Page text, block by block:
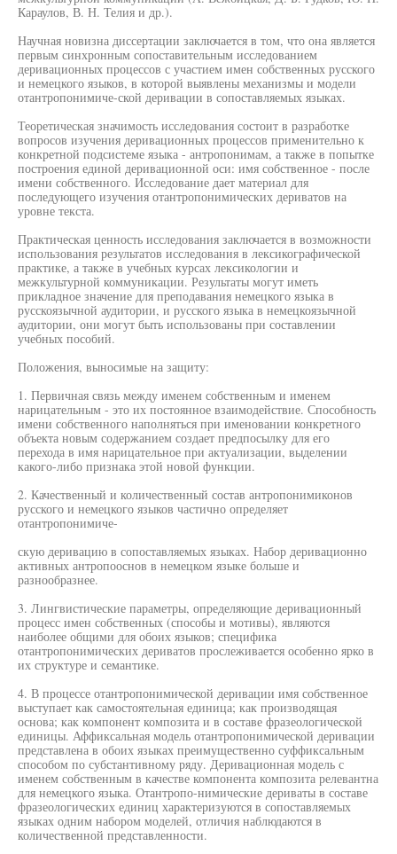
Караулов, В. Н. Телия и др.).
Научная новизна диссертации заключается в том, что она является
первым синхронным сопоставительным исследованием
деривационных процессов с участием имен собственных русского
и немецкого языков, в которой выявлены механизмы и модели
отантропонимиче-ской деривации в сопоставляемых языках.
Теоретическая значимость исследования состоит в разработке
вопросов изучения деривационных процессов применительно к
конкретной подсистеме языка - антропонимам, а также в попытке
построения единой деривационной оси: имя собственное - после
имени собственного. Исследование дает материал для
последующего изучения отантропонимических дериватов на
уровне текста.
Практическая ценность исследования заключается в возможности
использования результатов исследования в лексикографической
практике, а также в учебных курсах лексикологии и
межкультурной коммуникации. Результаты могут иметь
прикладное значение для преподавания немецкого языка в
русскоязычной аудитории, и русского языка в немецкоязычной
аудитории, они могут быть использованы при составлении
учебных пособий.
Положения, выносимые на защиту:
1. Первичная связь между именем собственным и именем
нарицательным - это их постоянное взаимодействие. Способность
имени собственного наполняться при именовании конкретного
объекта новым содержанием создает предпосылку для его
перехода в имя нарицательное при актуализации, выделении
какого-либо признака этой новой функции.
2. Качественный и количественный состав антропонимиконов
русского и немецкого языков частично определяет
отантропонимиче-
скую деривацию в сопоставляемых языках. Набор деривационно
активных антропооснов в немецком языке больше и
разнообразнее.
3. Лингвистические параметры, определяющие деривационный
процесс имен собственных (способы и мотивы), являются
наиболее общими для обоих языков; специфика
отантропонимических дериватов прослеживается особенно ярко в
их структуре и семантике.
4. В процессе отантропонимической деривации имя собственное
выступает как самостоятельная единица; как производящая
основа; как компонент композита и в составе фразеологической
единицы. Аффиксальная модель отантропонимической деривации
представлена в обоих языках преимущественно суффиксальным
способом по субстантивному ряду. Деривационная модель с
именем собственным в качестве компонента композита релевантна
для немецкого языка. Отантропо-нимические дериваты в составе
фразеологических единиц характеризуются в сопоставляемых
языках одним набором моделей, отличия наблюдаются в
количественной представленности.